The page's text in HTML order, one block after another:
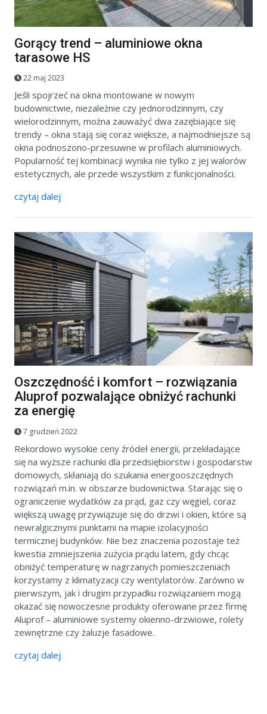
Gorący trend – aluminiowe okna
tarasowe HS
22 maj 2023
Jeśli spojrzeć na okna montowane w nowym
budownictwie, niezależnie czy jednorodzinnym, czy
wielorodzinnym, można zauważyć dwa zazębiające się
trendy – okna stają się coraz większe, a najmodniejsze są
okna podnoszono-przesuwne w profilach aluminiowych.
Popularność tej kombinacji wynika nie tylko z jej walorów
estetycznych, ale przede wszystkim z funkcjonalności.
czytaj dalej
Oszczędność i komfort – rozwiązania
Aluprof pozwalające obniżyć rachunki
za energię
7 grudzień 2022
Rekordowo wysokie ceny źródeł energii, przekładające
się na wyższe rachunki dla przedsiębiorstw i gospodarstw
domowych, skłaniają do szukania energooszczędnych
rozwiązań m.in. w obszarze budownictwa. Starając się o
ograniczenie wydatków za prąd, gaz czy węgiel, coraz
większą uwagę przywiązuje się do drzwi i okien, które są
newralgicznymi punktami na mapie izolacyjności
termicznej budynków. Nie bez znaczenia pozostaje też
kwestia zmniejszenia zużycia prądu latem, gdy chcąc
obniżyć temperaturę w nagrzanych pomieszczeniach
korzystamy z klimatyzacji czy wentylatorów. Zarówno w
pierwszym, jak i drugim przypadku rozwiązaniem mogą
okazać się nowoczesne produkty oferowane przez firmę
Aluprof – aluminiowe systemy okienno-drzwiowe, rolety
zewnętrzne czy żaluzje fasadowe.
czytaj dalej